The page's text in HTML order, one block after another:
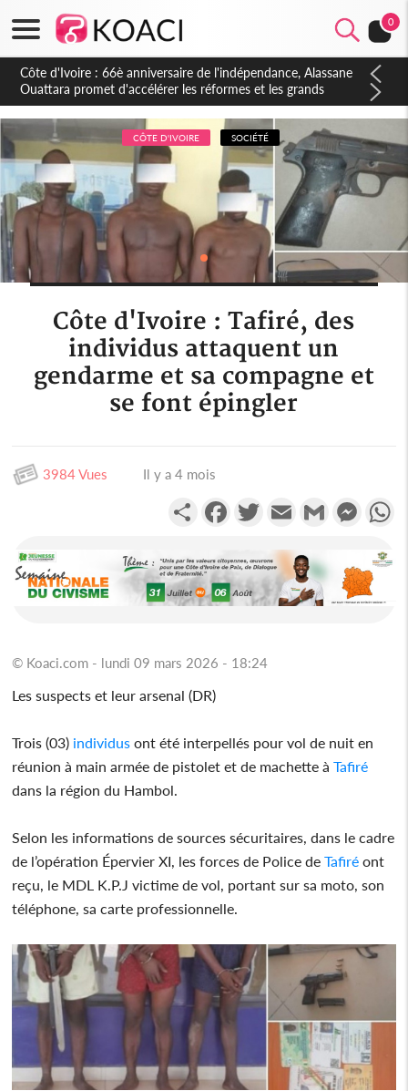
0
Côte d'Ivoire : À Abidjan, Amadou Oury Bah admire le modèle
ivoirien et veut s'en inspirer pour accélérer le développement
de la Guinée
CÔTE D'IVOIRE SOCIÉTÉ
Côte d'Ivoire : Tafiré, des
individus attaquent un
gendarme et sa compagne et
se font épingler
3984 Vues Il y a 4 mois
PartagerFacebookTwitterEmail Gmail
© Koaci.com - lundi 09 mars 2026 - 18:24
Les suspects et leur arsenal (DR)
Trois (03) individus ont été interpellés pour vol de nuit en
réunion à main armée de pistolet et de machette àTafiré
dans la région du Hambol.
Selon les informations de sources sécuritaires, dans le cadre
de l’opération Épervier XI, les forces de Police deTafiré ont
reçu, le MDL K.P.J victime de vol, portant sur sa moto, son
téléphone, sa carte professionnelle.